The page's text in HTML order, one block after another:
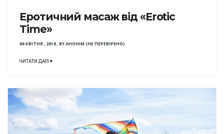
Еротичний масаж від «Erotic
Time»
06 КВІТНЯ , 2018,BYАНОНІМ (НЕ ПЕРЕВІРЕНО)
ЧИТАТИ ДАЛІ